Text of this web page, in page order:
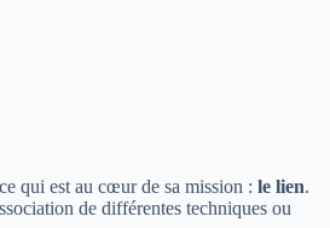
qui est au cœur de sa mission : le lien.
de différentes techniques ou